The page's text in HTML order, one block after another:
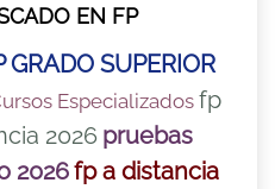
EN FP
GRADO SUPERIOR
Especializadosfp
2026 pruebas
2026fp a distancia